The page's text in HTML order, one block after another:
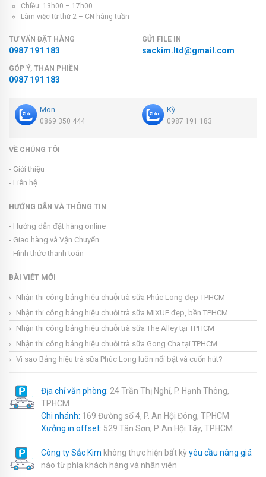
Chiều: 13h00 – 17h00
Làm việc từ thứ 2 – CN hàng tuần
TƯ VẤN ĐẶT HÀNG
0987 191 183
GỬI FILE IN
sackim.ltd@gmail.com
GÓP Ý, THAN PHIỀN
0987 191 183
Mon
0869 350 444
Kỳ
0987 191 183
VỀ CHÚNG TÔI
- Giới thiệu
- Liên hệ
HƯỚNG DẪN VÀ THÔNG TIN
- Hướng dẫn đặt hàng online
- Giao hàng và Vận Chuyển
- Hình thức thanh toán
BÀI VIẾT MỚI
Nhận thi công bảng hiệu chuỗi trà sữa Phúc Long đẹp TPHCM
Nhận thi công bảng hiệu chuỗi trà sữa MIXUE đẹp, bền TPHCM
Nhận thi công bảng hiệu chuỗi trà sữa The Alley tại TPHCM
Nhận thi công bảng hiệu chuỗi trà sữa Gong Cha tại TPHCM
Vì sao Bảng hiệu trà sữa Phúc Long luôn nổi bật và cuốn hút?
Địa chỉ văn phòng: 24 Trần Thị Nghỉ, P. Hạnh Thông,
TPHCM
Chi nhánh: 169 Đường số 4, P. An Hội Đông, TPHCM
Xưởng in offset: 529 Tân Sơn, P. An Hội Tây, TPHCM
Công ty Sắc Kim không thực hiện bất kỳyêu cầu nâng giá
nào từ phía khách hàng và nhân viên